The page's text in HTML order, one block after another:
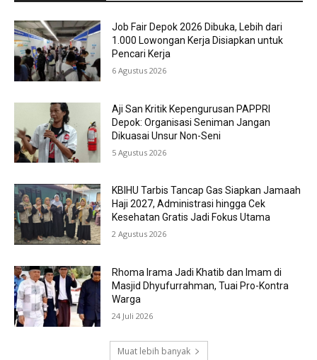
Job Fair Depok 2026 Dibuka, Lebih dari
1.000 Lowongan Kerja Disiapkan untuk
Pencari Kerja
6 Agustus 2026
Aji San Kritik Kepengurusan PAPPRI
Depok: Organisasi Seniman Jangan
Dikuasai Unsur Non-Seni
5 Agustus 2026
KBIHU Tarbis Tancap Gas Siapkan Jamaah
Haji 2027, Administrasi hingga Cek
Kesehatan Gratis Jadi Fokus Utama
2 Agustus 2026
Rhoma Irama Jadi Khatib dan Imam di
Masjid Dhyufurrahman, Tuai Pro-Kontra
Warga
24 Juli 2026
Muat lebih banyak